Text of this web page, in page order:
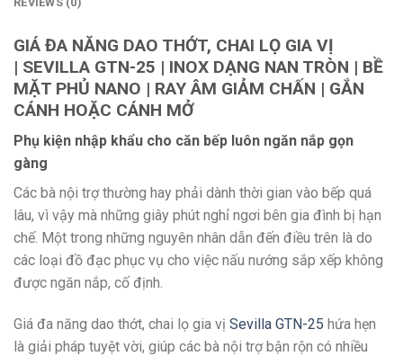
GIÁ ĐA NĂNG DAO THỚT, CHAI LỌ GIA VỊ
| SEVILLA GTN-25 | INOX DẠNG NAN TRÒN | BỀ
MẶT PHỦ NANO | RAY ÂM GIẢM CHẤN | GẮN
CÁNH HOẶC CÁNH MỞ
Phụ kiện nhập khẩu cho căn bếp luôn ngăn nắp gọn
gàng
Các bà nội trợ thường hay phải dành thời gian vào bếp quá
lâu, vì vậy mà những giây phút nghỉ ngơi bên gia đình bị hạn
chế. Một trong những nguyên nhân dẫn đến điều trên là do
các loại đồ đạc phục vụ cho việc nấu nướng sắp xếp không
được ngăn nắp, cố định.
Giá đa năng dao thớt, chai lọ gia vị Sevilla GTN-25 hứa hẹn
là giải pháp tuyệt vời, giúp các bà nội trợ bận rộn có nhiều